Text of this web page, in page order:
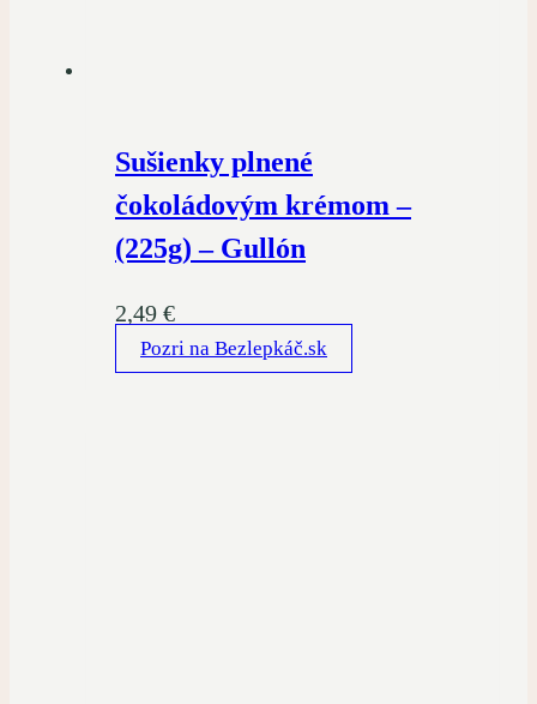
Sušienky plnené
čokoládovým krémom –
(225g) – Gullón
2,49 €
Pozri na Bezlepkáč.sk